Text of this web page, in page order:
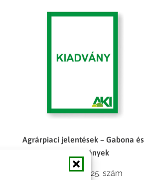
Agrárpiaci jelentések – Gabona és
ipari növények
XI. évfolyam 25. szám